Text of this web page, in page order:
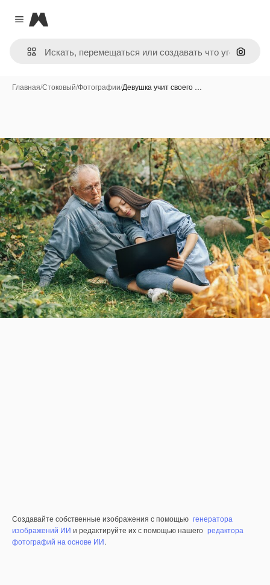
Close menu
Magnific
Поиск
Главная/Стоковый/Фотографии/Девушка учит своего …
Создавайте собственные изображения с помощью генератора
изображений ИИ и редактируйте их с помощью нашего редактора
фотографий на основе ИИ.